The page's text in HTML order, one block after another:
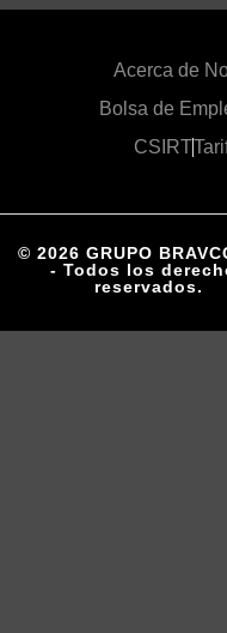
Acerca de
Bolsa de
CSIRT
© 2026 GRUPO
- Todos los
reservados.